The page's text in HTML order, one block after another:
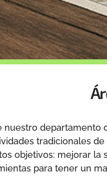
nuestro departamento
tradicionales
objetivos: mejorar la
para tener un